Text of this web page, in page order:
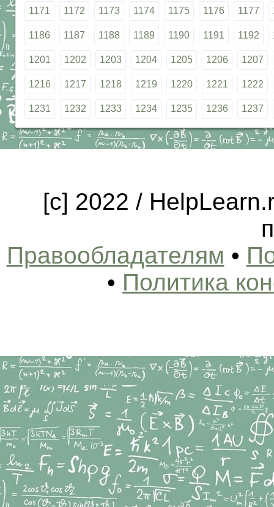
1171 1172 1173 1174 1175 1176 1177
1186 1187 1188 1189 1190 1191 1192
1201 1202 1203 1204 1205 1206 1207
1216 1217 1218 1219 1220 1221 1222
1231 1232 1233 1234 1235 1236 1237
[c] 2022 /
Правообладателям •
• Политика